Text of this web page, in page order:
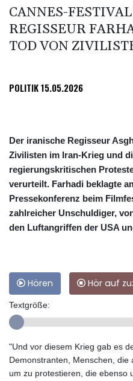
CANNES-
REGISSEUR
TOD VON
POLITIK15.05.2026
Der iranische Regisseur
Zivilisten im Iran-Krieg und
regierungskritischen
verurteilt. Farhadi beklagte
Pressekonferenz beim
zahlreicher Unschuldiger,
den Luftangriffen der USA
Hören Hör auf
Textgröße:
"Und vor diesem Krieg gab es
Demonstranten, Menschen,
um zu protestieren, die ebenso